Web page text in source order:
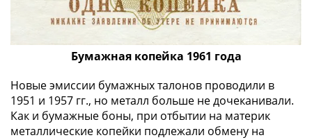
1924
1932
Бумажная копейка 1961 года
Новые эмиссии бумажных талонов проводили в
1951 и 1957 гг., но металл больше не дочеканивали.
Как и бумажные боны, при отбытии на материк
металлические копейки подлежали обмену на